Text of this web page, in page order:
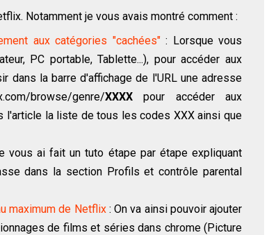
Notamment je vous avais montré comment :
aux catégories "cachées": Lorsque vous
PC portable, Tablette...), pour accéder aux
dans la barre d'affichage de l'URL une adresse
browse/genre/XXXX pour accéder aux
l'article la liste de tous les codes XXX ainsi que
vous ai fait un tuto étape par étape expliquant
dans la section Profils et contrôle parental
maximum de Netflix: On va ainsi pouvoir ajouter
de films et séries dans chrome (Picture